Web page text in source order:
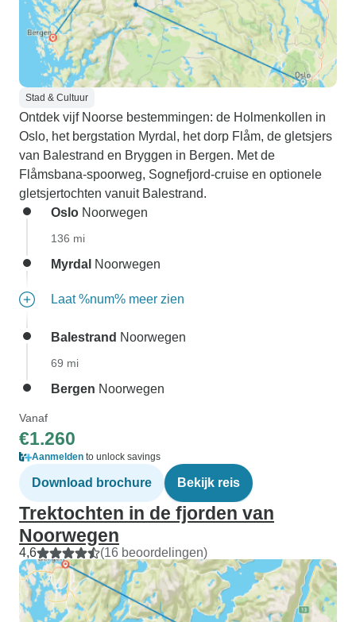
Stad & Cultuur
Ontdek vijf Noorse bestemmingen: de Holmenkollen in
Oslo, het bergstation Myrdal, het dorp Flåm, de gletsjers
van Balestrand en Bryggen in Bergen. Met de
Flåmsbana-spoorweg, Sognefjord-cruise en optionele
gletsjertochten vanuit Balestrand.
Oslo Noorwegen
136 mi
Myrdal Noorwegen
Laat %num% meer zien
Balestrand Noorwegen
69 mi
Bergen Noorwegen
Vanaf
€1.260
Aanmelden to unlock savings
Download brochure Bekijk reis
Trektochten in de fjorden van
Noorwegen
4,6 (16 beoordelingen)